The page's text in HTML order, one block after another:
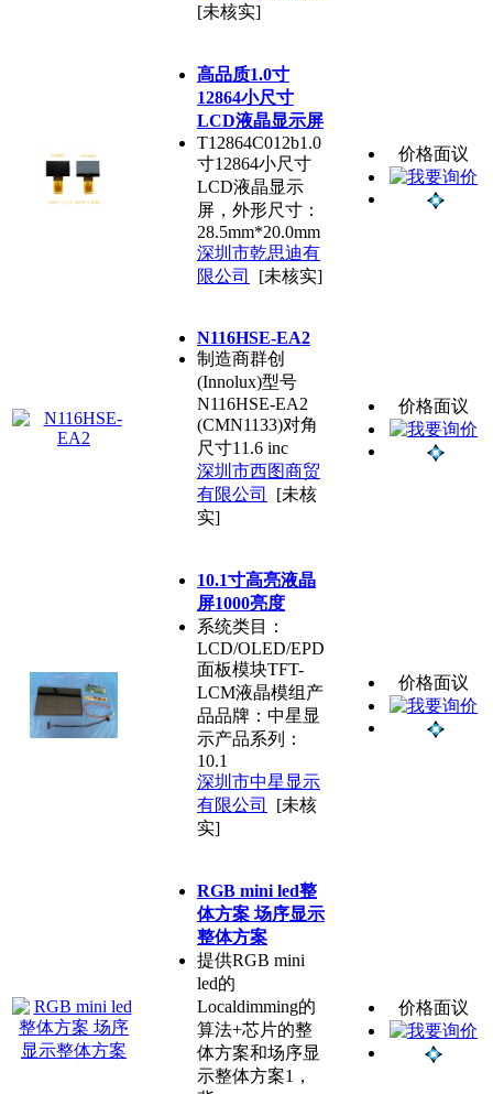
[未核实]
高品质1.0寸
12864小尺寸
LCD液晶显示屏
T12864C012b1.0
寸12864小尺寸
LCD液晶显示
屏，外形尺寸：
28.5mm*20.0mm
深圳市乾思迪有
限公司
[未核实]
价格面议
N116HSE-EA2
制造商群创
(Innolux)型号
N116HSE-EA2
(CMN1133)对角
尺寸11.6 inc
深圳市西图商贸
有限公司
[未核
实]
价格面议
10.1寸高亮液晶
屏1000亮度
系统类目：
LCD/OLED/EPD
面板模块TFT-
LCM液晶模组产
品品牌：中星显
示产品系列：
10.1
深圳市中星显示
有限公司
[未核
实]
价格面议
RGB mini led整
体方案 场序显示
整体方案
提供RGB mini
led的
Localdimming的
算法+芯片的整
体方案和场序显
示整体方案1，
价格面议